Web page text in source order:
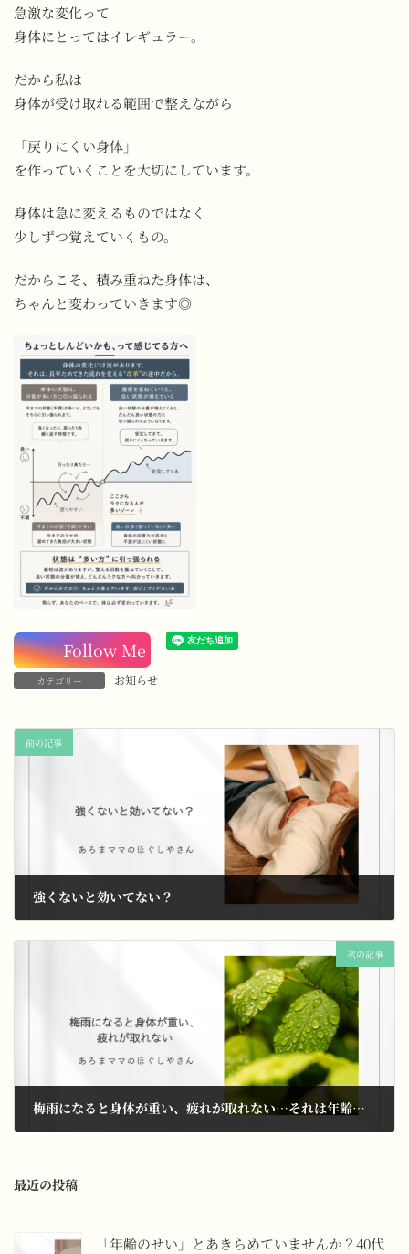
急激な変化って
身体にとってはイレギュラー。
だから私は
身体が受け取れる範囲で整えながら
「戻りにくい身体」
を作っていくことを大切にしています。
身体は急に変えるものではなく
少しずつ覚えていくもの。
だからこそ、積み重ねた身体は、
ちゃんと変わっていきます◎
Follow Me
カテゴリー お知らせ
前の記事
強くないと効いてない？
次の記事
梅雨になると身体が重い、疲れが取れない…それは年齢のせいだけではありません
最近の投稿
「年齢のせい」とあきらめていませんか？40代